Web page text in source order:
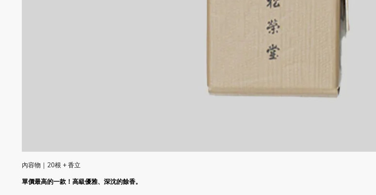
內容物｜20根 + 香立
單價最高的一款！高級優雅、深沈的餘香。